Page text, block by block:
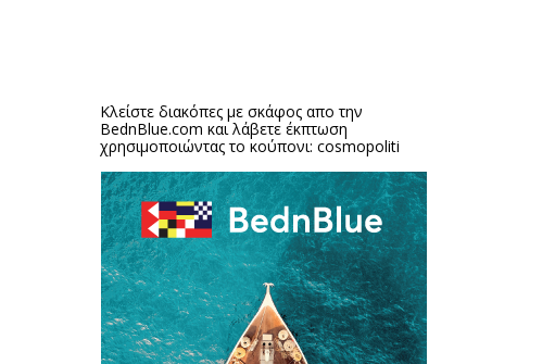
Κλείστε διακόπες με σκάφος απο την
BednBlue.com και λάβετε έκπτωση
χρησιμοποιώντας το κούπονι: cosmopoliti